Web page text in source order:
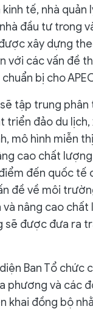
tế, nhà quản
đầu tư trong
xây dựng
với các vấn đề
bị cho
tập trung phân
triển đảo du
mô hình miễn
cao chất
đến quốc tế
đề về môi
nâng cao chất
sẽ được đưa ra
Ban Tổ chức
phương và các
khai đồng bộ